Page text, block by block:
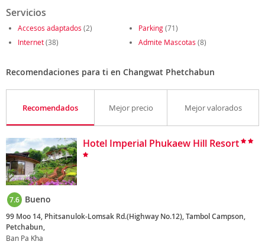
Servicios
Accesos adaptados (2) Parking(71)
Internet(38) Admite Mascotas (8)
Recomendaciones para ti en Changwat Phetchabun
Recomendados Mejor precio Mejor valorados
Hotel Imperial Phukaew Hill Resort
7.6 Bueno
99 Moo 14, Phitsanulok-Lomsak Rd.(Highway No.12), Tambol Campson,
Petchabun,
Ban Pa Kha